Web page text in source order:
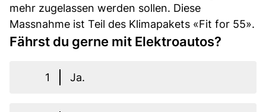
mehr zugelassen werden sollen. Diese
Massnahme ist Teil des Klimapakets «Fit for 55».
Fährst du gerne mit Elektroautos?
1 Ja.